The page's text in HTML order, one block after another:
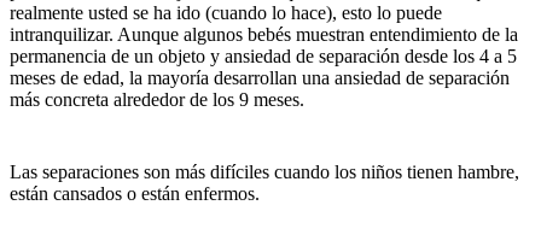
realmente usted se ha ido (cuando lo hace), esto lo puede
intranquilizar. Aunque algunos bebés muestran entendimiento de la
permanencia de un objeto y ansiedad de separación desde los 4 a 5
meses de edad, la mayoría desarrollan una ansiedad de separación
más concreta alrededor de los 9 meses.
Las separaciones son más difíciles cuando los niños tienen hambre,
están cansados o están enfermos.